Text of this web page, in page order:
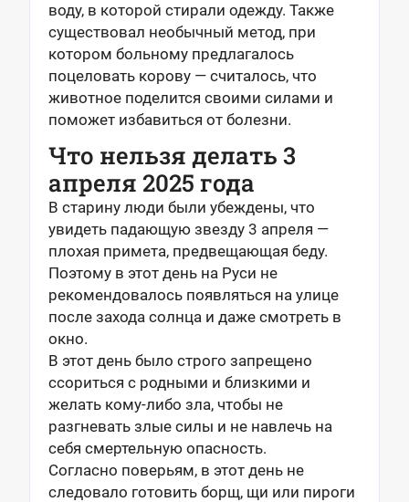
воду, в которой стирали одежду. Также
существовал необычный метод, при
котором больному предлагалось
поцеловать корову — считалось, что
животное поделится своими силами и
поможет избавиться от болезни.
Что нельзя делать 3
апреля 2025 года
В старину люди были убеждены, что
увидеть падающую звезду 3 апреля —
плохая примета, предвещающая беду.
Поэтому в этот день на Руси не
рекомендовалось появляться на улице
после захода солнца и даже смотреть в
окно.
В этот день было строго запрещено
ссориться с родными и близкими и
желать кому-либо зла, чтобы не
разгневать злые силы и не навлечь на
себя смертельную опасность.
Согласно поверьям, в этот день не
следовало готовить борщ, щи или пироги